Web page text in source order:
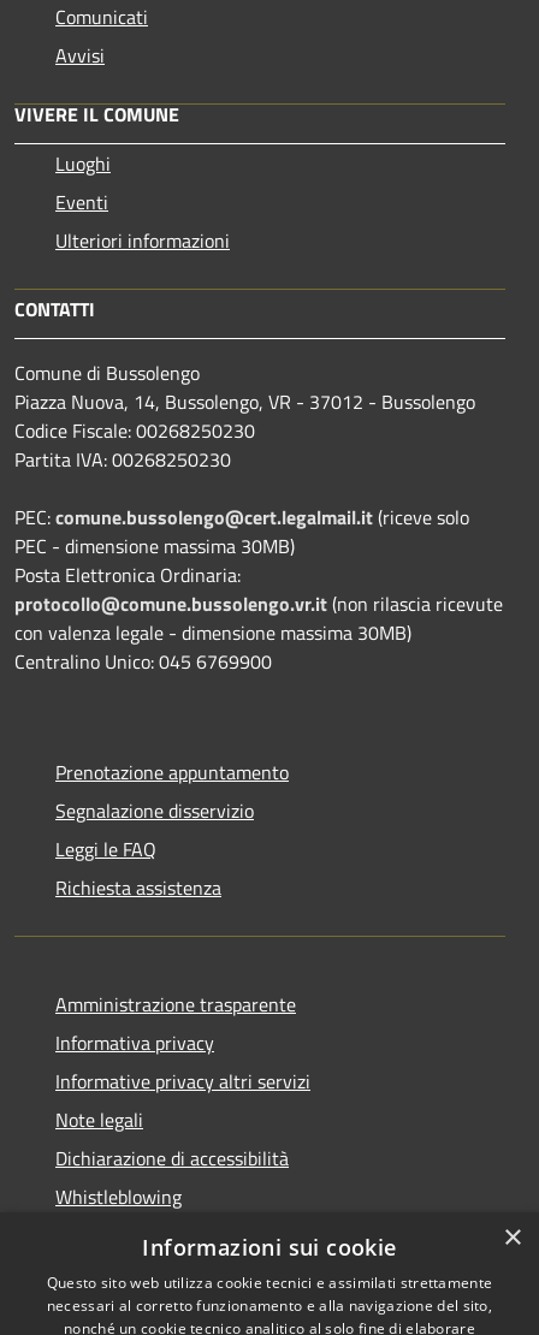
Comunicati
Avvisi
VIVERE IL COMUNE
Luoghi
Eventi
Ulteriori informazioni
CONTATTI
Comune di Bussolengo
Piazza Nuova, 14, Bussolengo, VR - 37012 - Bussolengo
Codice Fiscale: 00268250230
Partita IVA: 00268250230
PEC:comune.bussolengo@cert.legalmail.it(riceve solo
PEC - dimensione massima 30MB)
Posta Elettronica Ordinaria:
protocollo@comune.bussolengo.vr.it(non rilascia ricevute
con valenza legale - dimensione massima 30MB)
Centralino Unico: 045 6769900
Prenotazione appuntamento
Segnalazione disservizio
Leggi le FAQ
Richiesta assistenza
Amministrazione trasparente
Informativa privacy
Informative privacy altri servizi
Note legali
Dichiarazione di accessibilità
Whistleblowing
RSS
Copyright © 2026 • Comune di
×
Informazioni sui cookie
Questo sito web utilizza cookie tecnici e assimilati strettamente
necessari al corretto funzionamento e alla navigazione del sito,
nonché un cookie tecnico analitico al solo fine di elaborare